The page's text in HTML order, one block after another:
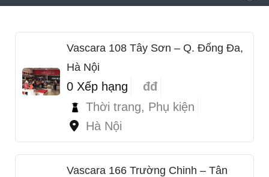
Vascara 108 Tây Sơn – Q. Đống Đa,
Hà Nội
0 Xếp hạng
đđ
Thời trang, Phụ kiện
Hà Nội
Vascara 166 Trường Chinh – Tân